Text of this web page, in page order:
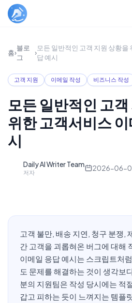
홈›
블로
그
›
모든 일반적인 고객 지원 상황을
답 예시
고객 지원 이메일 작성 비즈니스 작성
모든 일반적인 고
위한 고객서비스
시
Daily AI Writer Team
저자
2026-06-
고객 불만, 배송 지연, 청구 분쟁,
간 고객을 괴롭혀온 버그에 대해
이메일 응답 예시는 스크립트처
도 문제를 해결하는 것이 생각보
분의 지원팀은 작성 당시에는 적
갑고 피하는 듯이 느껴지는 템플